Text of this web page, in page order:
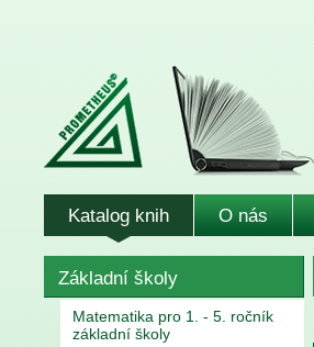
Katalog knih O nás
Základní školy
Matematika pro 1. - 5. ročník
základní školy